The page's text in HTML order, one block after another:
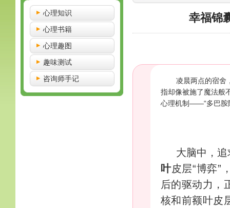
心理知识
心理书籍
心理趣图
趣味测试
咨询师手记
幸福锦
凌晨两点的宿舍
指却像被施了魔法般
心理机制——“多巴胺
大脑中，
叶皮层“博弈”
后的驱动力，
核和前额叶皮